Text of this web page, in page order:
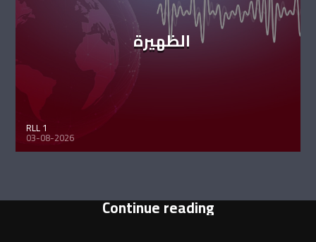
الظهيرة
RLL 1
03-08-2026
Continue reading